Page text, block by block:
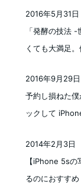
「発酵の技法
くても大満足
2016年5月31日
予約し損ねた
ックして
2016年9月29日
【iPhone 5s
るのにおすすめ
2014年2月3日